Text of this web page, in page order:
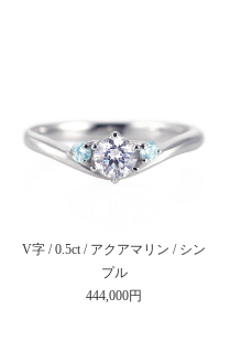
V字 / 0.5ct / アクアマリン / シン
プル
444,000円